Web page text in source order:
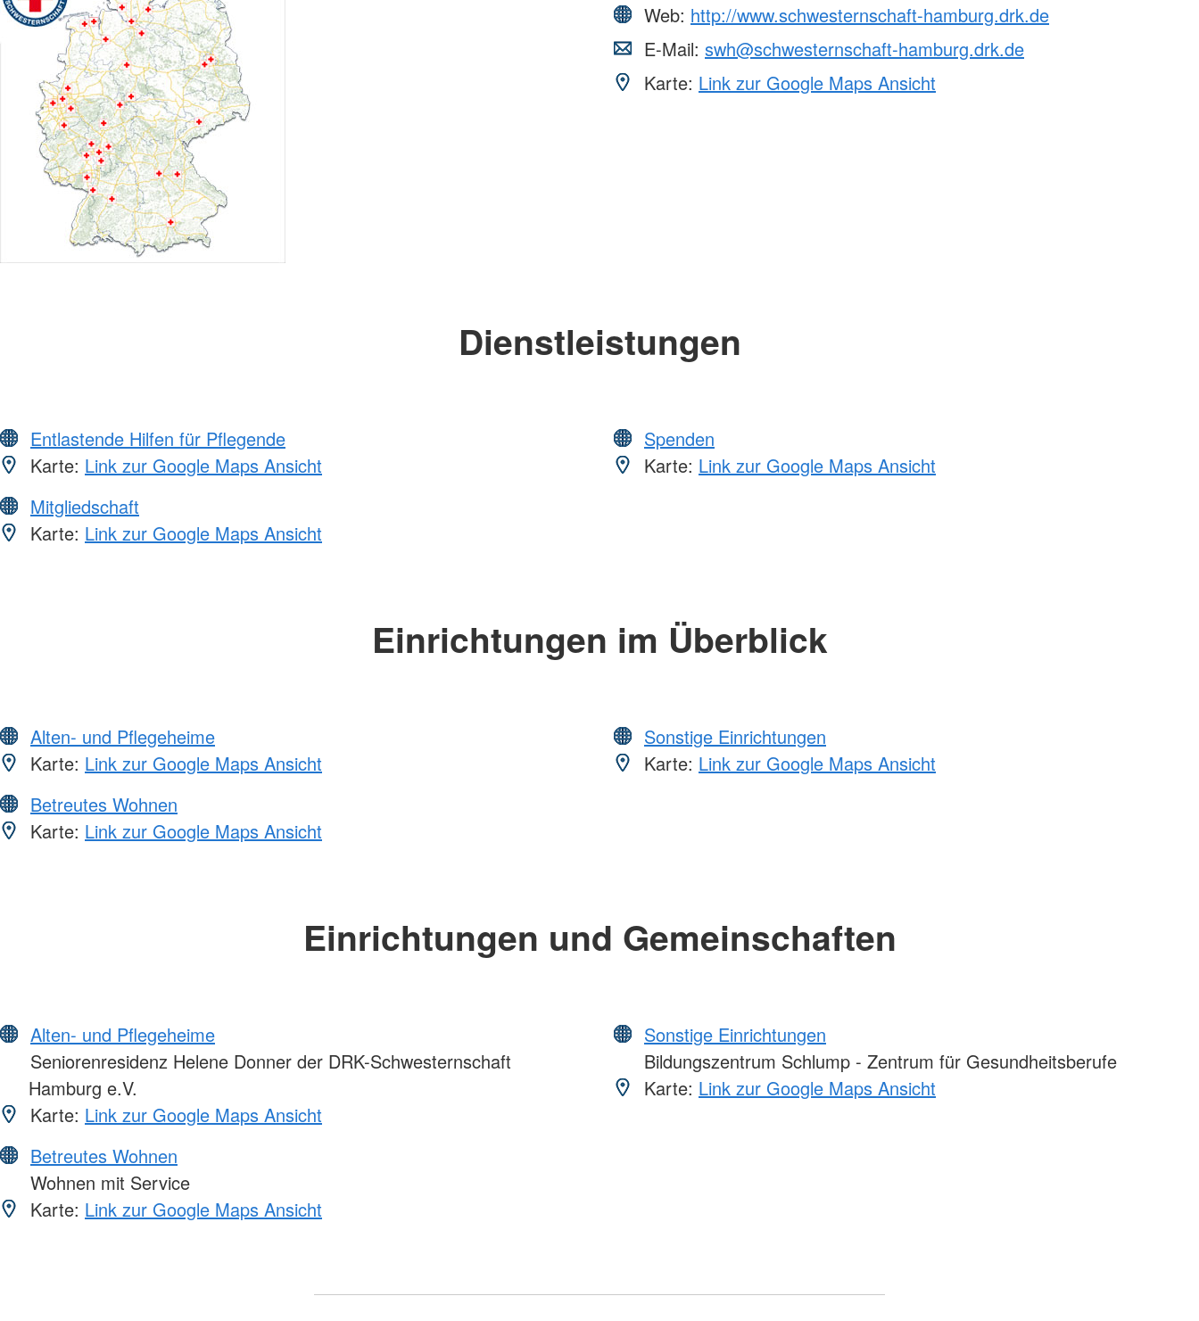
Web: http://www.schwesternschaft-hamburg.drk.de
E-Mail: swh@schwesternschaft-hamburg.drk.de
Karte: Link zur Google Maps Ansicht
Dienstleistungen
Entlastende Hilfen für Pflegende
Karte: Link zur Google Maps Ansicht
Mitgliedschaft
Karte: Link zur Google Maps Ansicht
Spenden
Karte: Link zur Google Maps Ansicht
Einrichtungen im Überblick
Alten- und Pflegeheime
Karte: Link zur Google Maps Ansicht
Betreutes Wohnen
Karte: Link zur Google Maps Ansicht
Sonstige Einrichtungen
Karte: Link zur Google Maps Ansicht
Einrichtungen und Gemeinschaften
Alten- und Pflegeheime
Seniorenresidenz Helene Donner der DRK-Schwesternschaft
Hamburg e.V.
Karte: Link zur Google Maps Ansicht
Betreutes Wohnen
Wohnen mit Service
Karte: Link zur Google Maps Ansicht
Sonstige Einrichtungen
Bildungszentrum Schlump - Zentrum für Gesundheitsberufe
Karte: Link zur Google Maps Ansicht